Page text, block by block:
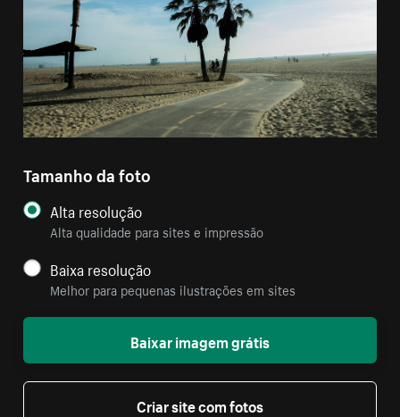
Tamanho da foto
Alta resolução
Alta qualidade para sites e impressão
Baixa resolução
Melhor para pequenas ilustrações em sites
Baixar imagem grátis
Criar site com fotos